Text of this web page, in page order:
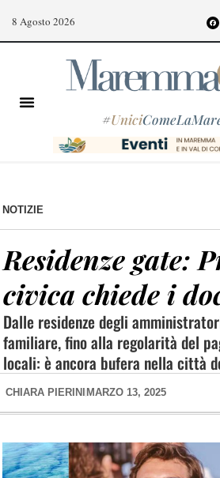
8 Agosto 2026
#Unici
NOTIZIE
Residenze gate:
civica chiede i
Dalle residenze degli
familiare, fino alla regolarità del
locali: è ancora bufera nella città
CHIARA PIERINI MARZO 13, 2025